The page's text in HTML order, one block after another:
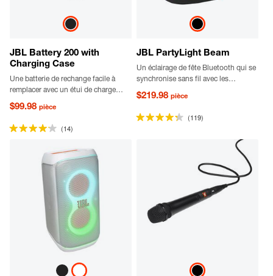
JBL Battery 200 with
Charging Case
Une batterie de rechange facile à
remplacer avec un étui de charge
compatible avec les enceintes
PartyBox Club 120, Encore 2, Encore
Essential 2 et On-The-Go 2.
$99.98 pièce
(14)
JBL PartyLight Beam
Un éclairage de fête Bluetooth qui se
synchronise sans fil avec les
enceintes JBL PartyBox pour créer
une véritable ambiance de fête.
$219.98 pièce
(119)